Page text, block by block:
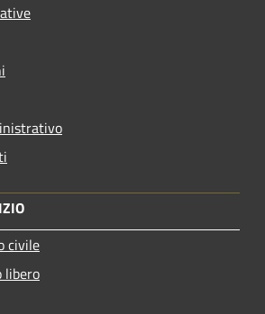
civile
libero